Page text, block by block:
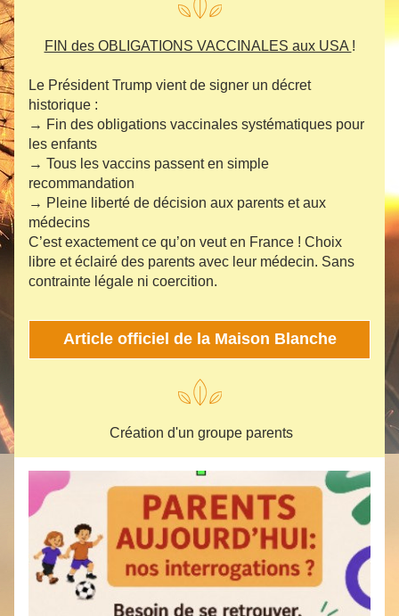
FIN des OBLIGATIONS VACCINALES aux USA !
Le Président Trump vient de signer un décret
historique :
→ Fin des obligations vaccinales systématiques pour
les enfants
→ Tous les vaccins passent en simple
recommandation
→ Pleine liberté de décision aux parents et aux
médecins
C’est exactement ce qu’on veut en France ! Choix
libre et éclairé des parents avec leur médecin. Sans
contrainte légale ni coercition.
Article officiel de la Maison Blanche
Création d'un groupe parents